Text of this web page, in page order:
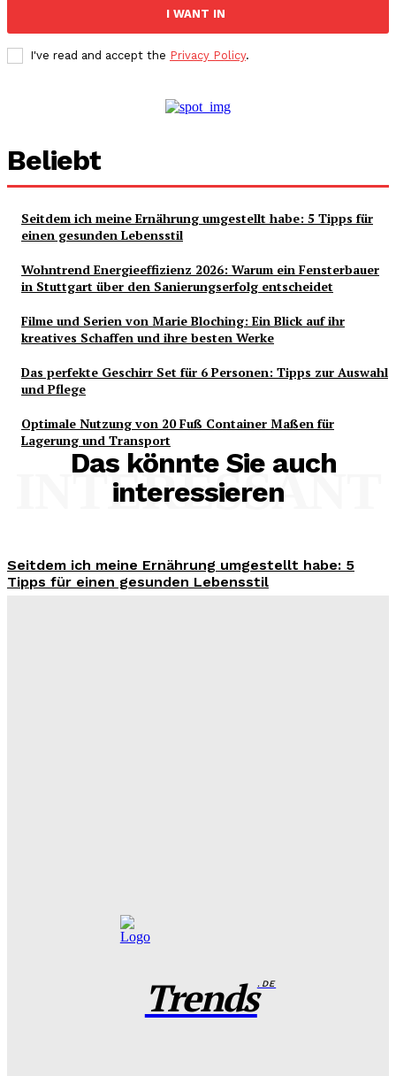
I WANT IN
I've read and accept the Privacy Policy.
Beliebt
Seitdem ich meine Ernährung umgestellt habe: 5 Tipps für
einen gesunden Lebensstil
Wohntrend Energieeffizienz 2026: Warum ein Fensterbauer
in Stuttgart über den Sanierungserfolg entscheidet
Filme und Serien von Marie Bloching: Ein Blick auf ihr
kreatives Schaffen und ihre besten Werke
Das perfekte Geschirr Set für 6 Personen: Tipps zur Auswahl
und Pflege
Optimale Nutzung von 20 Fuß Container Maßen für
Lagerung und Transport
Das könnte Sie auch
interessieren
INTERESSANT
Seitdem ich meine Ernährung umgestellt habe: 5
Tipps für einen gesunden Lebensstil
Trends.DE